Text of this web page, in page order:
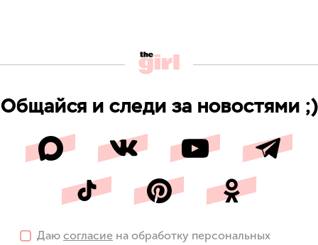
Общайся и следи за новостями ;)
Даю согласие на обработку персональных